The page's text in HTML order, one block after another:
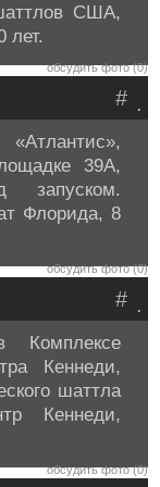
США,
лет.
обсудить фото (0)
.
#
39A,
запуском.
Флорида, 8
обсудить фото (0)
.
#
Кеннеди,
шаттла
Кеннеди,
обсудить фото (0)